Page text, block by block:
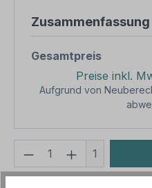
Zusammenfassung
Gesamtpreis
Preise inkl.
Aufgrund von
Produkt Anzahl:
1